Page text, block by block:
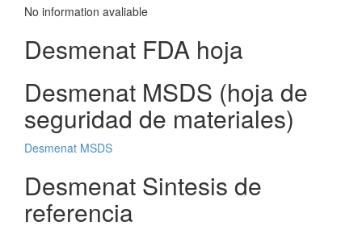
No information avaliable
Desmenat FDA hoja
Desmenat MSDS (hoja de
seguridad de materiales)
Desmenat MSDS
Desmenat Sintesis de
referencia